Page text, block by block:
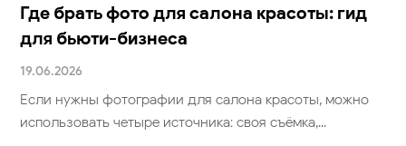
Где брать фото для салона красоты: гид
для бьюти-бизнеса
19.06.2026
Если нужны фотографии для салона красоты, можно
использовать четыре источника: своя съёмка,...